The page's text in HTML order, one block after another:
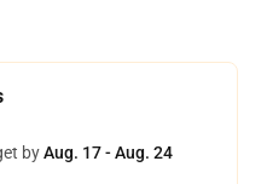
byAug. 17 - Aug. 24